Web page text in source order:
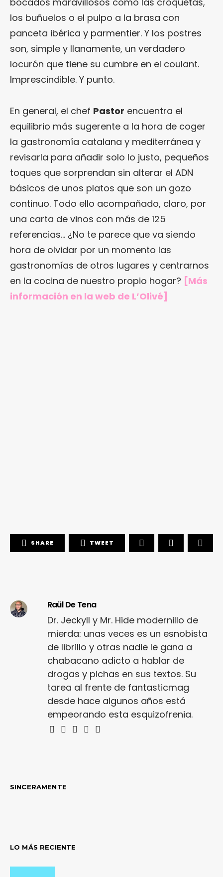
los buñuelos o el pulpo a la brasa con
panceta ibérica y parmentier. Y los postres
son, simple y llanamente, un verdadero
locurón que tiene su cumbre en el coulant.
Imprescindible. Y punto.
En general, el chef Pastor encuentra el
equilibrio más sugerente a la hora de coger
la gastronomía catalana y mediterránea y
revisarla para añadir solo lo justo, pequeños
toques que sorprendan sin alterar el ADN
básicos de unos platos que son un gozo
continuo. Todo ello acompañado, claro, por
una carta de vinos con más de 125
referencias… ¿No te parece que va siendo
hora de olvidar por un momento las
gastronomías de otros lugares y centrarnos
en la cocina de nuestro propio hogar? [Más
información en la web de L’Olivé]
SHARE TWEET
Raül De Tena
Dr. Jeckyll y Mr. Hide modernillo de
mierda: unas veces es un esnobista
de librillo y otras nadie le gana a
chabacano adicto a hablar de
drogas y pichas en sus textos. Su
tarea al frente de fantasticmag
desde hace algunos años está
empeorando esta esquizofrenia.
SINCERAMENTE
LO MÁS RECIENTE